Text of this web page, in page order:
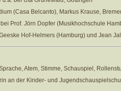
(Casa Belcanto), Markus Krause,
Prof. Jörn Dopfer (Musikhochschule
Hof-Helmers (Hamburg) und Jean
Atem, Stimme, Schauspiel,
an der Kinder- und